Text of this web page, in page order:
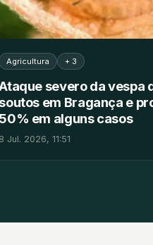
Agricultura + 3
severo da vespa
em Bragança e
50% em alguns casos
8 Jul. 2026, 11:51